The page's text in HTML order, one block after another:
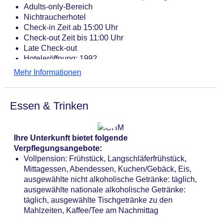
Adults-only-Bereich
Nichtraucherhotel
Check-in Zeit ab 15:00 Uhr
Check-out Zeit bis 11:00 Uhr
Late Check-out
Hoteleröffnung: 1992
Letzte Komplettrenovierung: 2023
Gästebetreuung
Gemeinschaftslounge/TV-Bereich
Gartenanlage, begrünter Innenhof, Sonnenterrasse
Pool „Innenpool im Wald-BAD“: Indoor, beheizbar:
Januar - Dezember, im Wellnessbereich, Daybeds:
ohne Gebühr, Liegen: ohne Gebühr, Liegestühle:
ohne Gebühr
Babypool „Baby-Pool "Blaue Lagune" im Felsen-
BAD“: Indoor, beheizbar, im Wellnessbereich,
Liegen
Adults-only-Pool „Unterer Natur-Pool im Natur-
Mehr Informationen
Essen & Trinken
Ihre Unterkunft bietet folgende
Verpflegungsangebote:
Vollpension: Frühstück, Langschläferfrühstück,
Mittagessen, Abendessen, Kuchen/Gebäck, Eis,
ausgewählte nicht alkoholische Getränke: täglich,
ausgewählte nationale alkoholische Getränke:
täglich, ausgewählte Tischgetränke zu den
Mahlzeiten, Kaffee/Tee am Nachmittag